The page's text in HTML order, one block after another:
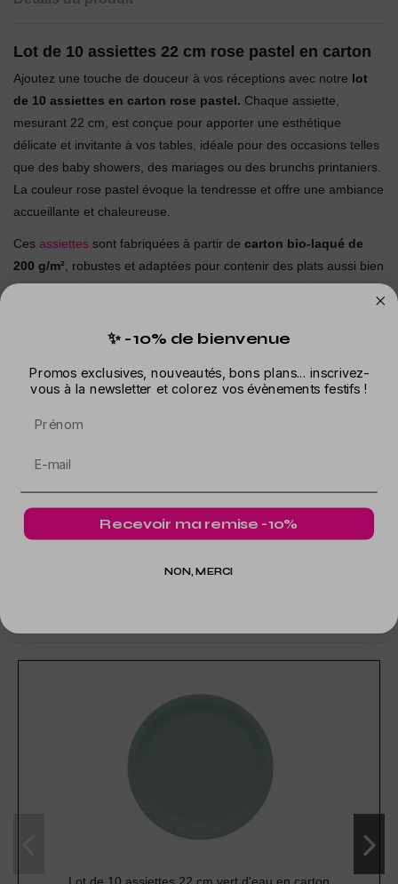
Lot de 10 assiettes 22 cm rose pastel en carton
Ajoutez une touche de douceur à vos réceptions avec notre lot
de 10 assiettes en carton rose pastel. Chaque assiette,
mesurant 22 cm, est conçue pour apporter une esthétique
délicate et invitante à vos tables, idéale pour des occasions telles
que des baby showers, des mariages ou des brunchs printaniers.
La couleur rose pastel évoque la tendresse et offre une ambiance
accueillante et chaleureuse.
Ces assiettes sont fabriquées à partir de carton bio-laqué de
200 g/m² , robustes et adaptées pour contenir des plats aussi bien
chauds que froids grâce à leur résistance thermique jusqu'à
démontrant ainsi un respect profond pour l'environnement.
envers la durabilité.
fonctionnalité et style lors de vos événements, tout en facilitant
fidèles à leurs valeurs écologiques.
✨ -10% de bienvenue
Promos exclusives, nouveautés, bons plans... inscrivez-
vous à la newsletter et colorez vos évènements festifs !
Recevoir ma remise -10%
NON, MERCI